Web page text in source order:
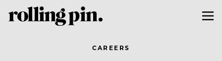
CAREERS